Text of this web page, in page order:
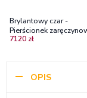
Brylantowy czar -
Pierścionek
białego złota z
7120 zł
OPIS